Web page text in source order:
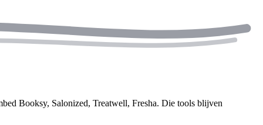
Booksy, Salonized, Treatwell, Fresha. Die tools blijven